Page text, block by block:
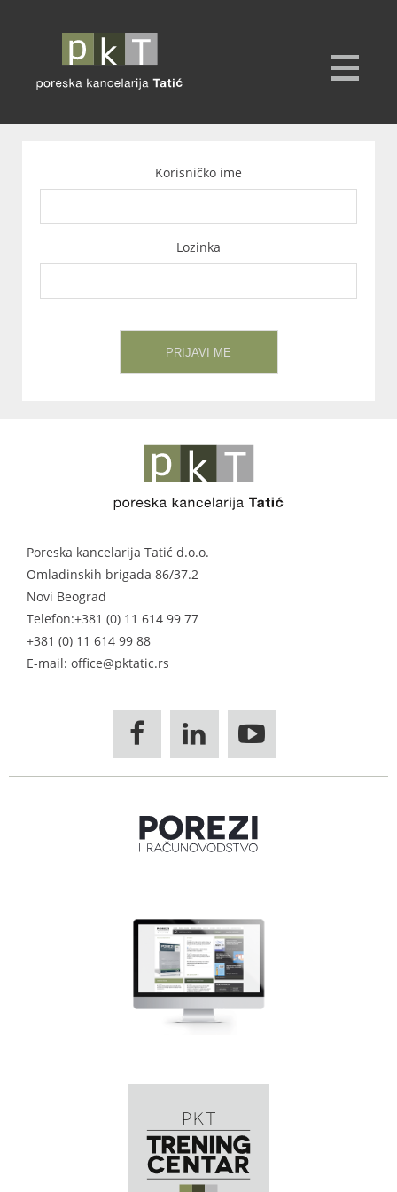
Korisničko ime
Lozinka
Poreska kancelarija Tatić d.o.o.
Omladinskih brigada 86/37.2
Novi Beograd
Telefon:+381 (0) 11 614 99 77
+381 (0) 11 614 99 88
E-mail: office@pktatic.rs
  